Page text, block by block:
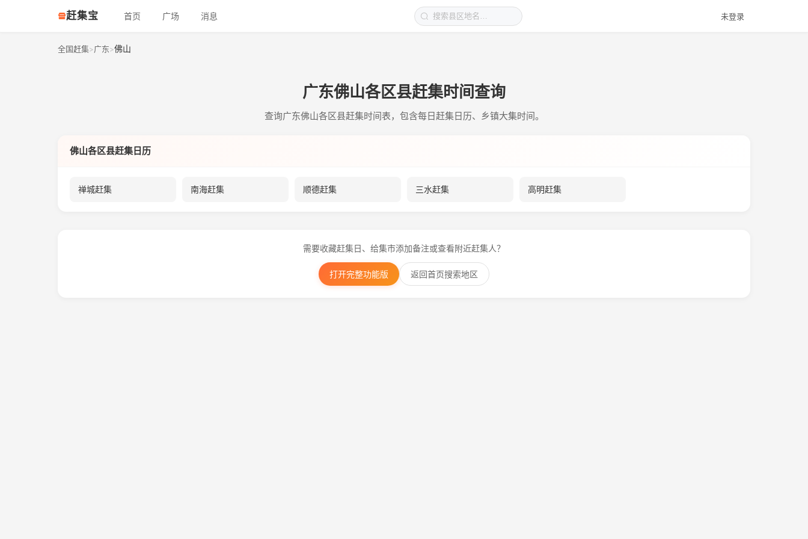
赶集宝 首页 广场 消息 未登录
全国赶集>广东>佛山
广东佛山各区县赶集时间查询
查询广东佛山各区县赶集时间表，包含每日赶集日历、乡镇大集时间。
佛山各区县赶集日历
禅城赶集 南海赶集 顺德赶集 三水赶集 高明赶集
需要收藏赶集日、给集市添加备注或查看附近赶集人？
打开完整功能版 返回首页搜索地区